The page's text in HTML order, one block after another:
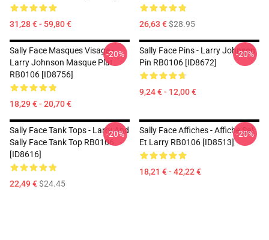
31,28 € - 59,80 € 26,63 €$28.95
Sally Face Masques Visage -
Larry Johnson Masque Plat
RB0106 [ID8756]
18,29 € - 20,70 €
-20%
Sally Face Pins - Larry Johnson
Pin RB0106 [ID8672]
9,24 € - 12,00 €
-20%
Sally Face Tank Tops - Larry And
Sally Face Tank Top RB0106
[ID8616]
22,49 €$24.45
-20%
Sally Face Affiches - Affiche Sal
Et Larry RB0106 [ID8513]
18,21 € - 42,22 €
-20%